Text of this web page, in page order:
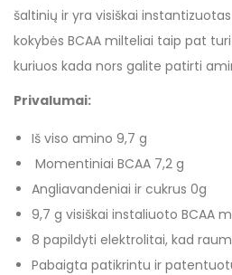
šaltinių ir yra visiškai
kokybės BCAA milteliai taip pat
kuriuos kada nors galite patirti
Privalumai:
Iš viso amino 9,7 g
Momentiniai BCAA 7,2 g
Angliavandeniai ir cukrus 0g
9,7 g visiškai instaliuoto BCAA
8 papildyti elektrolitai, kad
Pabaigta patikrintu ir